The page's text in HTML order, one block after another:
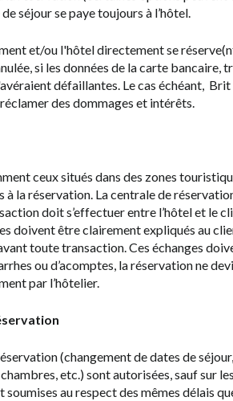
séjour se paye toujours à l’hôtel.
et/ou l'hôtel directement se
si les données de la carte bancaire,
défaillantes. Le cas échéant,
des dommages et intérêts.
ceux situés dans des zones
à la réservation. La centrale de
doit s’effectuer entre l’hôtel et le
doivent être clairement expliqués au
toute transaction. Ces échanges
ou d’acomptes, la réservation ne
par l’hôtelier.
(changement de dates de
etc.) sont autorisées, sauf sur
soumises au respect des mêmes délais